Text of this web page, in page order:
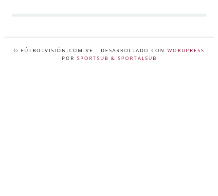
© FÚTBOLVISIÓN.COM.VE - DESARROLLADO CON WORDPRESS
POR SPORTSUB & SPORTALSUB